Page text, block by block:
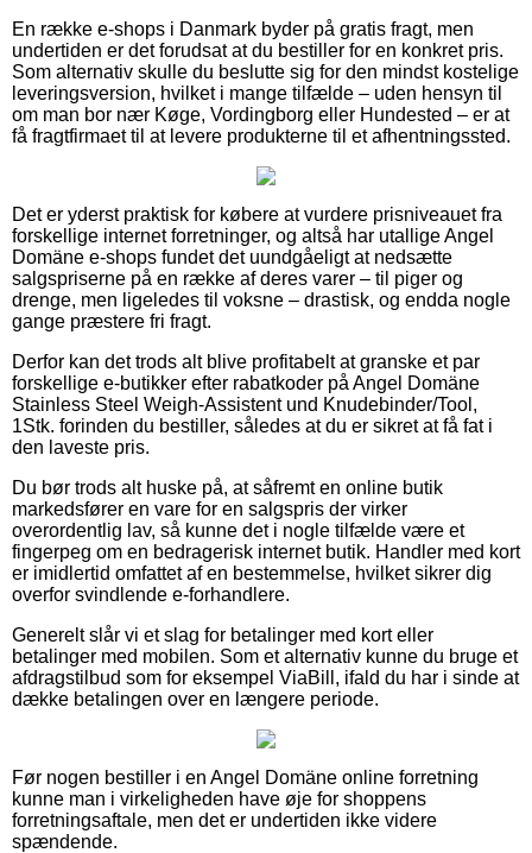
En række e-shops i Danmark byder på gratis fragt, men
undertiden er det forudsat at du bestiller for en konkret pris.
Som alternativ skulle du beslutte sig for den mindst kostelige
leveringsversion, hvilket i mange tilfælde – uden hensyn til
om man bor nær Køge, Vordingborg eller Hundested – er at
få fragtfirmaet til at levere produkterne til et afhentningssted.
Det er yderst praktisk for købere at vurdere prisniveauet fra
forskellige internet forretninger, og altså har utallige Angel
Domäne e-shops fundet det uundgåeligt at nedsætte
salgspriserne på en række af deres varer – til piger og
drenge, men ligeledes til voksne – drastisk, og endda nogle
gange præstere fri fragt.
Derfor kan det trods alt blive profitabelt at granske et par
forskellige e-butikker efter rabatkoder på Angel Domäne
Stainless Steel Weigh-Assistent und Knudebinder/Tool,
1Stk. forinden du bestiller, således at du er sikret at få fat i
den laveste pris.
Du bør trods alt huske på, at såfremt en online butik
markedsfører en vare for en salgspris der virker
overordentlig lav, så kunne det i nogle tilfælde være et
fingerpeg om en bedragerisk internet butik. Handler med kort
er imidlertid omfattet af en bestemmelse, hvilket sikrer dig
overfor svindlende e-forhandlere.
Generelt slår vi et slag for betalinger med kort eller
betalinger med mobilen. Som et alternativ kunne du bruge et
afdragstilbud som for eksempel ViaBill, ifald du har i sinde at
dække betalingen over en længere periode.
Før nogen bestiller i en Angel Domäne online forretning
kunne man i virkeligheden have øje for shoppens
forretningsaftale, men det er undertiden ikke videre
spændende.